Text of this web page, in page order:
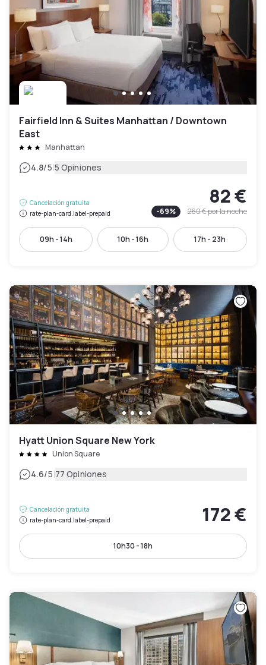
Fairfield Inn & Suites Manhattan / Downtown
East
Manhattan
4.8/5|5 Opiniones
Cancelación gratuita
rate-plan-card.label-prepaid
82 €
-69% 260 €por la noche
09h - 14h 10h - 16h 17h - 23h
Hyatt Union Square New York
Union Square
4.6/5|77 Opiniones
Cancelación gratuita
rate-plan-card.label-prepaid
172 €
10h30 - 18h